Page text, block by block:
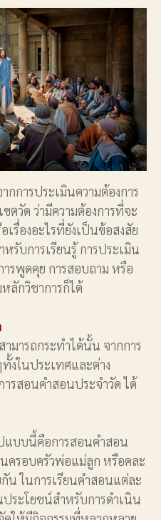
กการประเมินความต้องการ
ตวัด ว่ามีความต้องการที่จะ
เรื่องอะไรที่ยังเป็นข้อสงสัย
หรับการเรียนรู้ การประเมิน
ารพูดคุย การสอบถาม หรือ
ลักวิชาการก็ได้
มารถกระทำได้นั้น จากการ
งในประเทศและต่าง
รสอนคำสอนประจำวัด ได้
แบบนี้คือการสอนคำสอน
ครอบครัวพ่อแม่ลูก หรือคละ
น ในการเรียนคำสอนแต่ละ
ระโยชน์สำหรับการดำเนิน